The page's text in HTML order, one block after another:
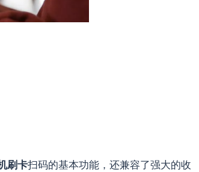
刷卡扫码的基本功能，还兼容了强大的收